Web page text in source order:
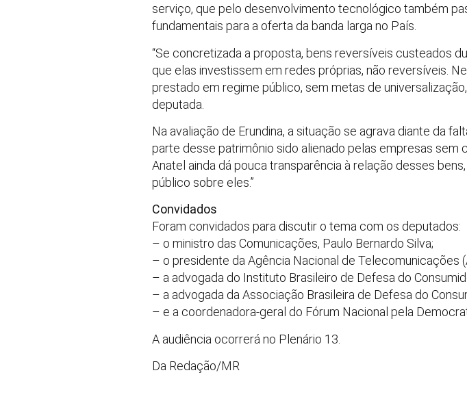
serviço, que pelo desenvolvimento tecnológico também
fundamentais para a oferta da banda larga no País.
“Se concretizada a proposta, bens reversíveis custeados
que elas investissem em redes próprias, não reversíveis.
prestado em regime público, sem metas de
deputada.
Na avaliação de Erundina, a situação se agrava diante da
parte desse patrimônio sido alienado pelas empresas sem
Anatel ainda dá pouca transparência à relação desses
público sobre eles.”
Convidados
Foram convidados para discutir o tema com os deputados:
– o ministro das Comunicações, Paulo Bernardo Silva;
– o presidente da Agência Nacional de Telecomunicações
– a advogada do Instituto Brasileiro de Defesa do
– a advogada da Associação Brasileira de Defesa do
– e a coordenadora-geral do Fórum Nacional pela
A audiência ocorrerá no Plenário 13.
Da Redação/MR